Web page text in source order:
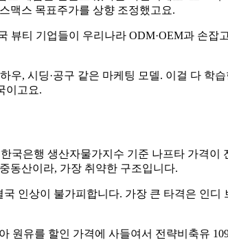
맥스 목표주가를 상향 조정했고요.
뷰티 기업들이 우리나라 ODM·OEM과 손
우, 시딩·공구 같은 마케팅 모델. 이걸 다 학
이고요.
은행 생산자물가지수 기준 나프타 가격이
동산이라, 가장 취약한 구조입니다.
인상이 불가피합니다. 가장 큰 타격은 인
원유를 할인 가격에 사들여서 전략비축유